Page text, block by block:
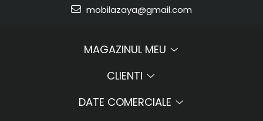
mobilazaya@gmail.com
MAGAZINUL MEU
CLIENTI
DATE COMERCIALE